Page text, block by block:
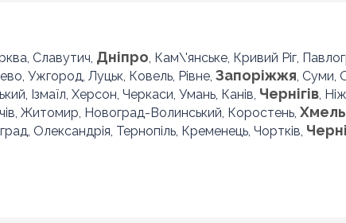
Славутич, Дніпро, Кам\'янське, Кривий Ріг,
Ужгород, Луцьк, Ковель, Рівне, Запоріжжя, Суми,
Ізмаїл, Херсон, Черкаси, Умань, Канів, Чернігів,
Житомир, Новоград-Волинський, Коростень,
Олександрія, Тернопіль, Кременець, Чортків,